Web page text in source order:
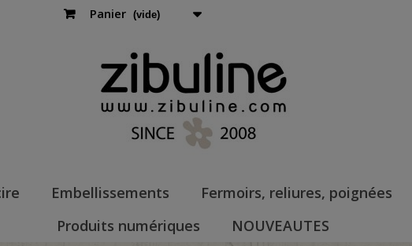
Panier (vide)
Embellissements Fermoirs, reliures, poignées
Produits numériques
NOUVEAUTES